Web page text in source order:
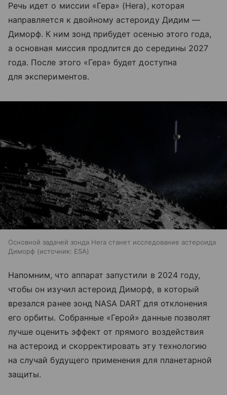
Речь идет о миссии «Гера» (Hera), которая
направляется к двойному астероиду Дидим —
Диморф. К ним зонд прибудет осенью этого года,
а основная миссия продлится до середины 2027
года. После этого «Гера» будет доступна
для экспериментов.
Основной задачей зонда Hera станет исследование астероида
Диморф
источник: ESA
Напомним, что аппарат запустили в 2024 году,
чтобы он изучил астероид Диморф, в который
врезался ранее зонд NASA DART для отклонения
его орбиты. Собранные «Герой» данные позволят
лучше оценить эффект от прямого воздействия
на астероид и скорректировать эту технологию
на случай будущего применения для планетарной
защиты.